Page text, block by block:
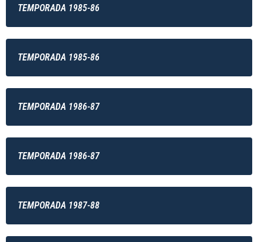
TEMPORADA 1985-86
TEMPORADA 1985-86
TEMPORADA 1986-87
TEMPORADA 1986-87
TEMPORADA 1987-88